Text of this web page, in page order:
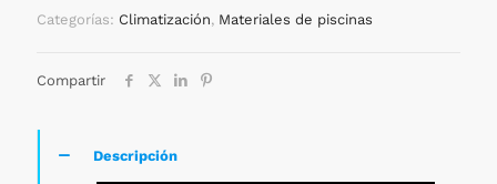
Categorías: Climatización, Materiales de piscinas
Compartir
Descripción